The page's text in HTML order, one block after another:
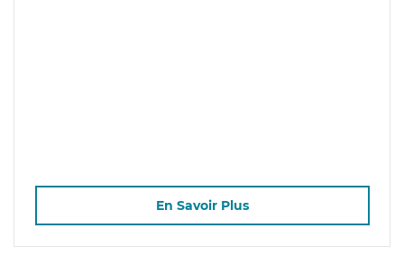
En Savoir Plus